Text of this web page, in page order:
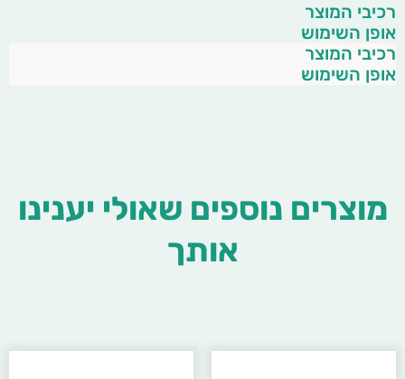
רכיבי המוצר
אופן השימוש
רכיבי המוצר
אופן השימוש
מוצרים נוספים שאולי יענינו
אותך